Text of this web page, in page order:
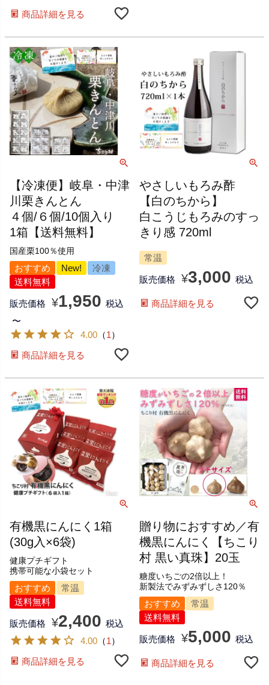
商品詳細を見る
国産栗100％使用
【冷凍便】岐阜・中津
川栗きんとん
４個/６個/10個入り
1箱【送料無料】
おすすめ New!
冷凍
送料無料
販売価格 ¥1,950 税込
〜
4.00 （1）
商品詳細を見る
やさしいもろみ酢
【白のちから】
白こうじもろみのすっ
きり感 720ml
常温
販売価格 ¥3,000 税込
商品詳細を見る
健康プチギフト
携帯可能な小袋セット
有機黒にんにく1箱
(30g入×6袋)
おすすめ
常温
送料無料
販売価格 ¥2,400 税込
4.00 （1）
商品詳細を見る
糖度いちごの2倍以上！
新製法でみずみずしさ120％
贈り物におすすめ／有
機黒にんにく【ちこり
村 黒い真珠】20玉
おすすめ
常温
送料無料
販売価格 ¥5,000 税込
商品詳細を見る